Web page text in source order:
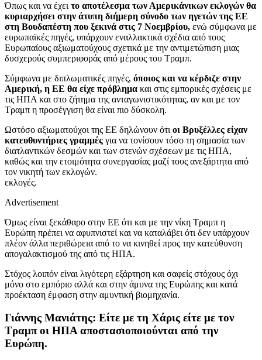
Όπως και να έχει το αποτέλεσμα των Αμερικάνικων εκλογών θα
κυριαρχήσει στην άτυπη διήμερη σύνοδο των ηγετών της ΕΕ
στη Βουδαπέστη που ξεκινά στις 7 Νοεμβρίου, ενώ σύμφωνα με
ευρωπαϊκές πηγές, υπάρχουν εναλλακτικά σχέδια από τους
Ευρωπαίους αξιωματούχους σχετικά με την αντιμετώπιση μιας
δυσχερούς συμπεριφοράς από μέρους του Τραμπ.
Σύμφωνα με διπλωματικές πηγές, όποιος και να κέρδιζε στην
Αμερική, η ΕΕ θα είχε πρόβλημα και στις εμπορικές σχέσεις με
τις ΗΠΑ και στο ζήτημα της ανταγωνιστικότητας, αν και με τον
Τραμπ η προσέγγιση θα είναι πιο δύσκολη.
Ωστόσο αξιωματούχοι της ΕΕ δηλώνουν ότι οι Βρυξέλλες είχαν
κατευθυντήριες γραμμές για να τονίσουν τόσο τη σημασία των
διατλαντικών δεσμών και των στενών σχέσεων με τις ΗΠΑ,
καθώς και την ετοιμότητα συνεργασίας μαζί τους ανεξάρτητα από
τον νικητή των εκλογών.
εκλογές.
Advertisement
Όμως είναι ξεκάθαρο στην ΕΕ ότι και με την νίκη Τραμπ η
Ευρώπη πρέπει να αφυπνιστεί και να καταλάβει ότι δεν υπάρχουν
πλέον άλλα περιθώρεια από το να κινηθεί προς την κατεύθυνση
απογαλακτισμού της από τις ΗΠΑ.
Στόχος λοιπόν είναι λιγότερη εξάρτηση και σαφείς στόχους όχι
μόνο στο εμπόριο αλλά και στην άμυνα της Ευρώπης και κατά
προέκταση έμφαση στην αμυντική βιομηχανία.
Γιάννης Μανιάτης: Είτε με τη Χάρις είτε με τον
Τραμπ οι ΗΠΑ αποστασιοποιούνται από την
Ευρώπη.